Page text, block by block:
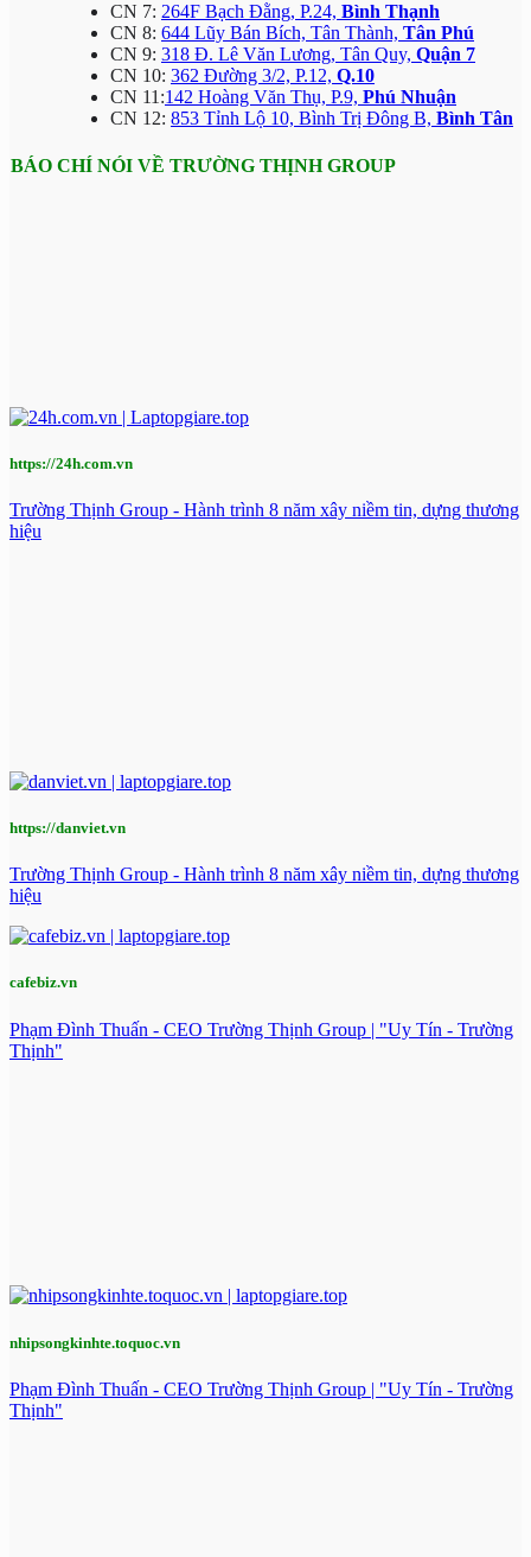
CN 7: 264F Bạch Đằng, P.24, Bình Thạnh
CN 8: 644 Lũy Bán Bích, Tân Thành, Tân Phú
CN 9: 318 Đ. Lê Văn Lương, Tân Quy, Quận 7
CN 10: 362 Đường 3/2, P.12, Q.10
CN 11:142 Hoàng Văn Thụ, P.9, Phú Nhuận
CN 12: 853 Tỉnh Lộ 10, Bình Trị Đông B, Bình Tân
BÁO CHÍ NÓI VỀ TRƯỜNG THỊNH GROUP
https://24h.com.vn
Trường Thịnh Group - Hành trình 8 năm xây niềm tin, dựng thương
hiệu
https://danviet.vn
Trường Thịnh Group - Hành trình 8 năm xây niềm tin, dựng thương
hiệu
cafebiz.vn
Phạm Đình Thuấn - CEO Trường Thịnh Group | "Uy Tín - Trường
Thịnh"
nhipsongkinhte.toquoc.vn
Phạm Đình Thuấn - CEO Trường Thịnh Group | "Uy Tín - Trường
Thịnh"